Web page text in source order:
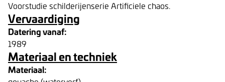
Voorstudie schilderijenserie Artificiele chaos.
Vervaardiging
Datering vanaf:
1989
Materiaal en techniek
Materiaal: